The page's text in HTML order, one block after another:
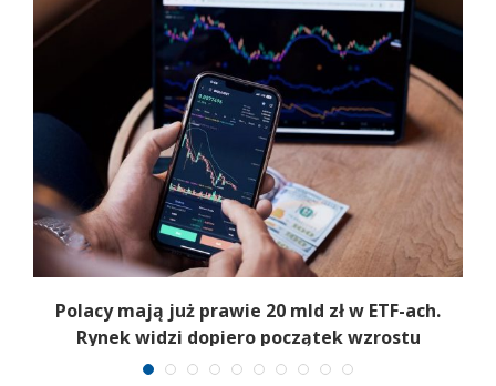
Polacy mają już prawie 20 mld zł w ETF-ach.
Rynek widzi dopiero początek wzrostu